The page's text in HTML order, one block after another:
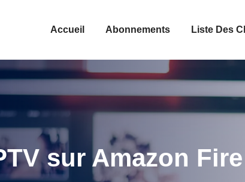
Accueil Abonnements Liste Des
sur Amazon